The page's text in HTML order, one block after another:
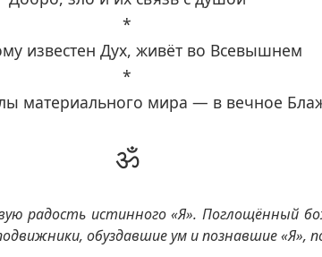
*
известен Дух, живёт во Всевышнем
*
материального мира — в вечное
ॐ
радость истинного «Я». Поглощённый
обуздавшие ум и познавшие «Я»,